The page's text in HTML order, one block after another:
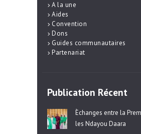
A la une
Aides
Convention
Dons
Guides communautaires
Partenariat
Publication Récent
Èchanges entre la
les Ndayou Daara